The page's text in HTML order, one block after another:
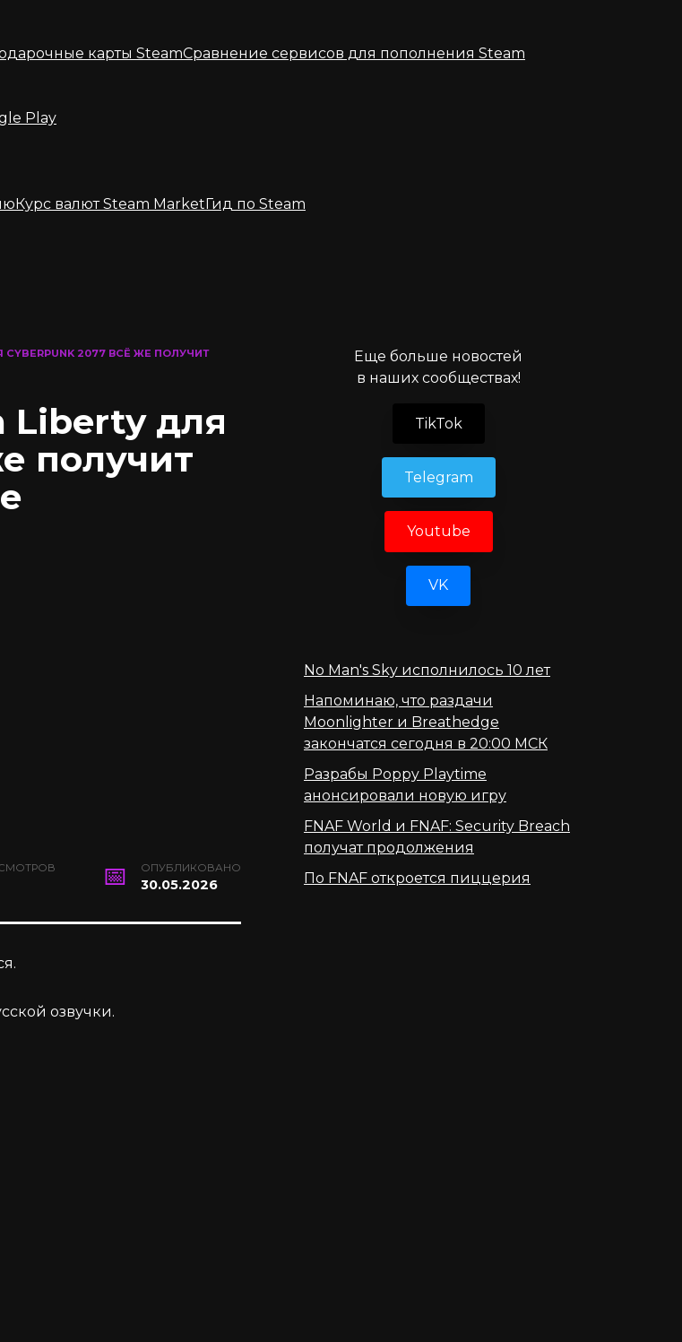
карты SteamСравнение сервисов для пополнения Steam
Play
Курс валют Steam MarketГид по Steam
2077 ВСЁ ЖЕ ПОЛУЧИТ
Liberty для
получит
ОПУБЛИКОВАНО
30.05.2026
озвучки.
Еще больше новостей
в наших сообществах!
TikTok
Telegram
Youtube
VK
No Man's Sky исполнилось 10 лет
Напоминаю, что раздачи
Moonlighter и Breathedge
закончатся сегодня в 20:00 МСК
Разрабы Poppy Playtime
анонсировали новую игру
FNAF World и FNAF: Security Breach
получат продолжения
По FNAF откроется пиццерия